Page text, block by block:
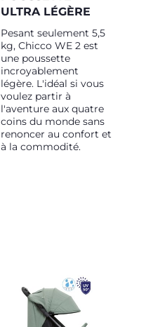
ULTRA LÉGÈRE
Pesant seulement 5,5
kg, Chicco WE 2 est
une poussette
incroyablement
légère. L'idéal si vous
voulez partir à
l'aventure aux quatre
coins du monde sans
renoncer au confort et
à la commodité.